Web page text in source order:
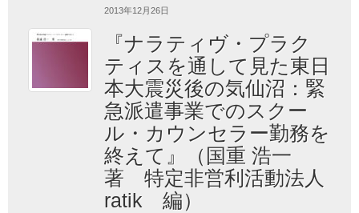
2013年12月26日
『ナラティヴ・プラク
ティスを通して見た東日
本大震災後の気仙沼：緊
急派遣事業でのスクー
ル・カウンセラー勤務を
終えて』（国重 浩一
著 特定非営利活動法人
ratik 編）